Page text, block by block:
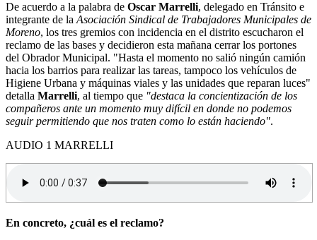
De acuerdo a la palabra de Oscar Marrelli, delegado en Tránsito e
integrante de la Asociación Sindical de Trabajadores Municipales de
Moreno, los tres gremios con incidencia en el distrito escucharon el
reclamo de las bases y decidieron esta mañana cerrar los portones
del Obrador Municipal. "Hasta el momento no salió ningún camión
hacia los barrios para realizar las tareas, tampoco los vehículos de
Higiene Urbana y máquinas viales y las unidades que reparan luces"
detalla Marrelli, al tiempo que "destaca la concientización de los
compañeros ante un momento muy difícil en donde no podemos
seguir permitiendo que nos traten como lo están haciendo".
AUDIO 1 MARRELLI
En concreto, ¿cuál es el reclamo?